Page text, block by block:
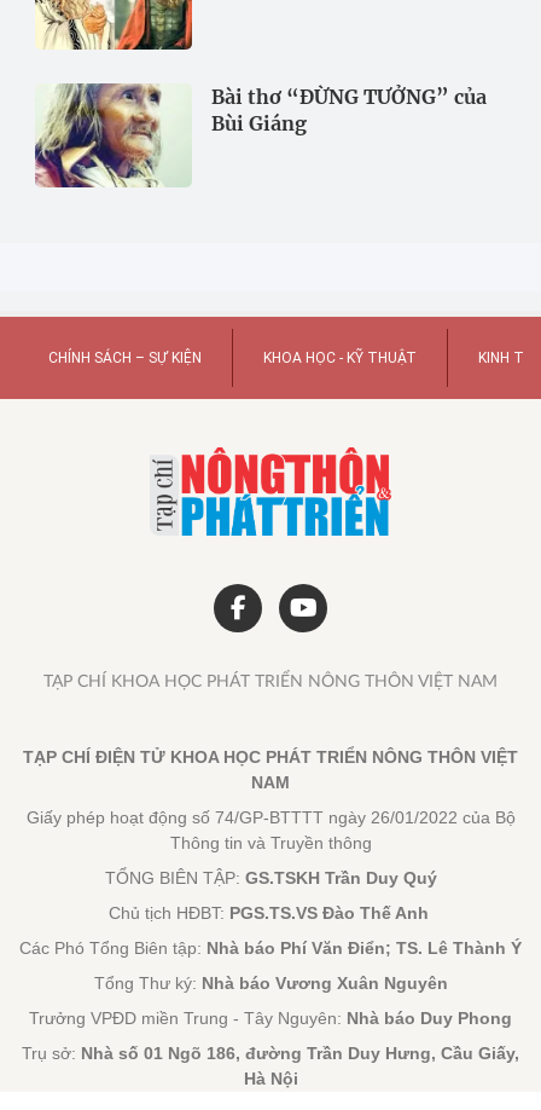
Bài thơ “ĐỪNG TƯỞNG” của
Bùi Giáng
CHÍNH SÁCH – SỰ KIỆN KHOA HỌC - KỸ THUẬT KINH TẾ
TẠP CHÍ KHOA HỌC PHÁT TRIỂN NÔNG THÔN VIỆT NAM
TẠP CHÍ ĐIỆN TỬ KHOA HỌC PHÁT TRIỂN NÔNG THÔN VIỆT
NAM
Giấy phép hoạt động số 74/GP-BTTTT ngày 26/01/2022 của Bộ
Thông tin và Truyền thông
TỔNG BIÊN TẬP: GS.TSKH Trần Duy Quý
Chủ tịch HĐBT: PGS.TS.VS Đào Thế Anh
Các Phó Tổng Biên tập: Nhà báo Phí Văn Điển; TS. Lê Thành Ý
Tổng Thư ký: Nhà báo Vương Xuân Nguyên
Trưởng VPĐD miền Trung - Tây Nguyên: Nhà báo Duy Phong
Trụ sở: Nhà số 01 Ngõ 186, đường Trần Duy Hưng, Cầu Giấy,
Hà Nội